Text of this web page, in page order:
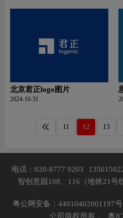
北京君正logo图片
2024-10-31
11 12 13
电话：020-8777 9203
智创意园108、116（地铁21号
粤公网安备：44010402001197号
公司版权所有，
粤